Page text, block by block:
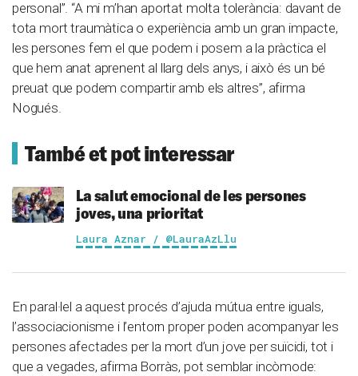
personal”. “A mi m’han aportat molta tolerància: davant de
tota mort traumàtica o experiència amb un gran impacte,
les persones fem el que podem i posem a la pràctica el
que hem anat aprenent al llarg dels anys, i això és un bé
preuat que podem compartir amb els altres”, afirma
Nogués.
També et pot interessar
La salut emocional de les persones
joves, una prioritat
Laura Aznar / @LauraAzLlu
En paral·lel a aquest procés d’ajuda mútua entre iguals,
l’associacionisme i l’entorn proper poden acompanyar les
persones afectades per la mort d’un jove per suïcidi, tot i
que a vegades, afirma Borràs, pot semblar incòmode: